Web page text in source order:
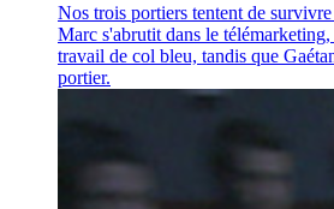
Nos trois portiers tentent de
Marc s'abrutit dans le
travail de col bleu, tandis que
portier.